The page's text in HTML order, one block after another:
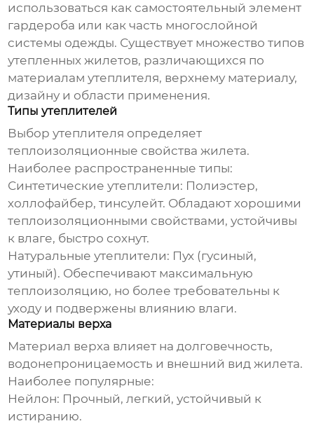
использоваться как самостоятельный элемент
гардероба или как часть многослойной
системы одежды. Существует множество типов
утепленных жилетов, различающихся по
материалам утеплителя, верхнему материалу,
дизайну и области применения.
Типы утеплителей
Выбор утеплителя определяет
теплоизоляционные свойства жилета.
Наиболее распространенные типы:
Синтетические утеплители: Полиэстер,
холлофайбер, тинсулейт. Обладают хорошими
теплоизоляционными свойствами, устойчивы
к влаге, быстро сохнут.
Натуральные утеплители: Пух (гусиный,
утиный). Обеспечивают максимальную
теплоизоляцию, но более требовательны к
уходу и подвержены влиянию влаги.
Материалы верха
Материал верха влияет на долговечность,
водонепроницаемость и внешний вид жилета.
Наиболее популярные:
Нейлон: Прочный, легкий, устойчивый к
истиранию.